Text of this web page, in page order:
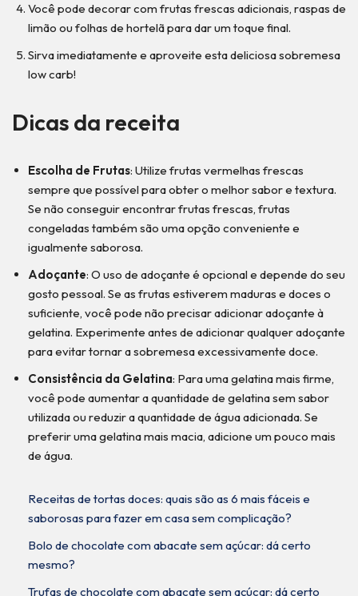
Você pode decorar com frutas frescas adicionais, raspas de
limão ou folhas de hortelã para dar um toque final.
Sirva imediatamente e aproveite esta deliciosa sobremesa
low carb!
Dicas da receita
Escolha de Frutas: Utilize frutas vermelhas frescas
sempre que possível para obter o melhor sabor e textura.
Se não conseguir encontrar frutas frescas, frutas
congeladas também são uma opção conveniente e
igualmente saborosa.
Adoçante: O uso de adoçante é opcional e depende do seu
gosto pessoal. Se as frutas estiverem maduras e doces o
suficiente, você pode não precisar adicionar adoçante à
gelatina. Experimente antes de adicionar qualquer adoçante
para evitar tornar a sobremesa excessivamente doce.
Consistência da Gelatina: Para uma gelatina mais firme,
você pode aumentar a quantidade de gelatina sem sabor
utilizada ou reduzir a quantidade de água adicionada. Se
preferir uma gelatina mais macia, adicione um pouco mais
de água.
Receitas de tortas doces: quais são as 6 mais fáceis e
saborosas para fazer em casa sem complicação?
Bolo de chocolate com abacate sem açúcar: dá certo
mesmo?
Trufas de chocolate com abacate sem açúcar: dá certo